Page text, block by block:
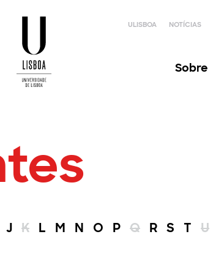
ULISBOA NOTÍCIAS
Sobre
J K L M N O P Q R S T U